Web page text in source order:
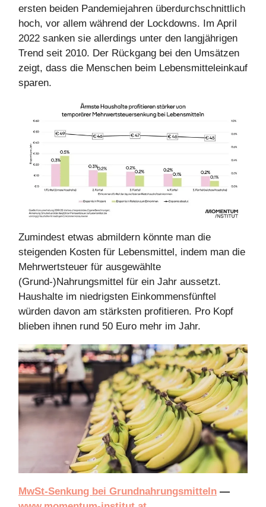
ersten beiden Pandemiejahren überdurchschnittlich
hoch, vor allem während der Lockdowns. Im April
2022 sanken sie allerdings unter den langjährigen
Trend seit 2010. Der Rückgang bei den Umsätzen
zeigt, dass die Menschen beim Lebensmitteleinkauf
sparen.
Zumindest etwas abmildern könnte man die
steigenden Kosten für Lebensmittel, indem man die
Mehrwertsteuer für ausgewählte
(Grund-)Nahrungsmittel für ein Jahr aussetzt.
Haushalte im niedrigsten Einkommensfünftel
würden davon am stärksten profitieren. Pro Kopf
blieben ihnen rund 50 Euro mehr im Jahr.
MwSt-Senkung bei Grundnahrungsmitteln —